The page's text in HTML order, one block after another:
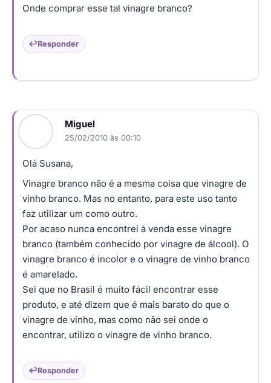
Onde comprar esse tal vinagre branco?
Responder
Miguel
25/02/2010 às 00:10
Olá Susana,
Vinagre branco não é a mesma coisa que vinagre de
vinho branco. Mas no entanto, para este uso tanto
faz utilizar um como outro.
Por acaso nunca encontrei à venda esse vinagre
branco (também conhecido por vinagre de álcool). O
vinagre branco é incolor e o vinagre de vinho branco
é amarelado.
Sei que no Brasil é muito fácil encontrar esse
produto, e até dizem que é mais barato do que o
vinagre de vinho, mas como não sei onde o
encontrar, utilizo o vinagre de vinho branco.
Responder